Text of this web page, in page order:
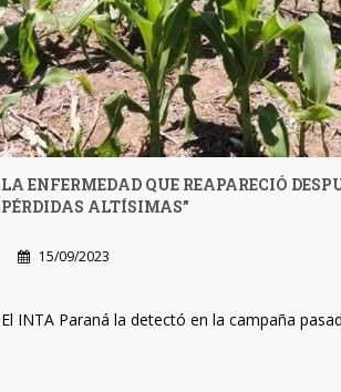
LA ENFERMEDAD QUE REAPARECIÓ
PÉRDIDAS ALTÍSIMAS”
15/09/2023
El INTA Paraná la detectó en la campaña